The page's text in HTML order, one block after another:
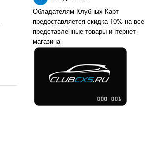
Обладателям Клубных Карт
предоставляется скидка 10% на все
представленные товары интернет-
магазина